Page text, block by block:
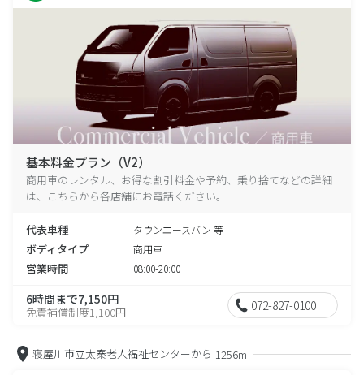
基本料金プラン（V2）
商用車のレンタル、お得な割引料金や予約、乗り捨てなどの詳細
は、こちらから各店舗にお電話ください。
代表車種 タウンエースバン 等
ボディタイプ 商用車
営業時間 08:00-20:00
6時間まで7,150円
免責補償制度1,100円 072-827-0100
寝屋川市立太秦老人福祉センターから 1256m